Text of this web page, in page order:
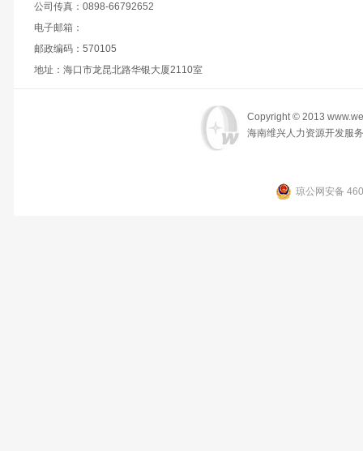
公司传真：0898-66792652
电子邮箱：
邮政编码：570105
地址：海口市龙昆北路华银大厦2110室
Copyright © 2013
海南维兴人力资源开发服
琼公网安备